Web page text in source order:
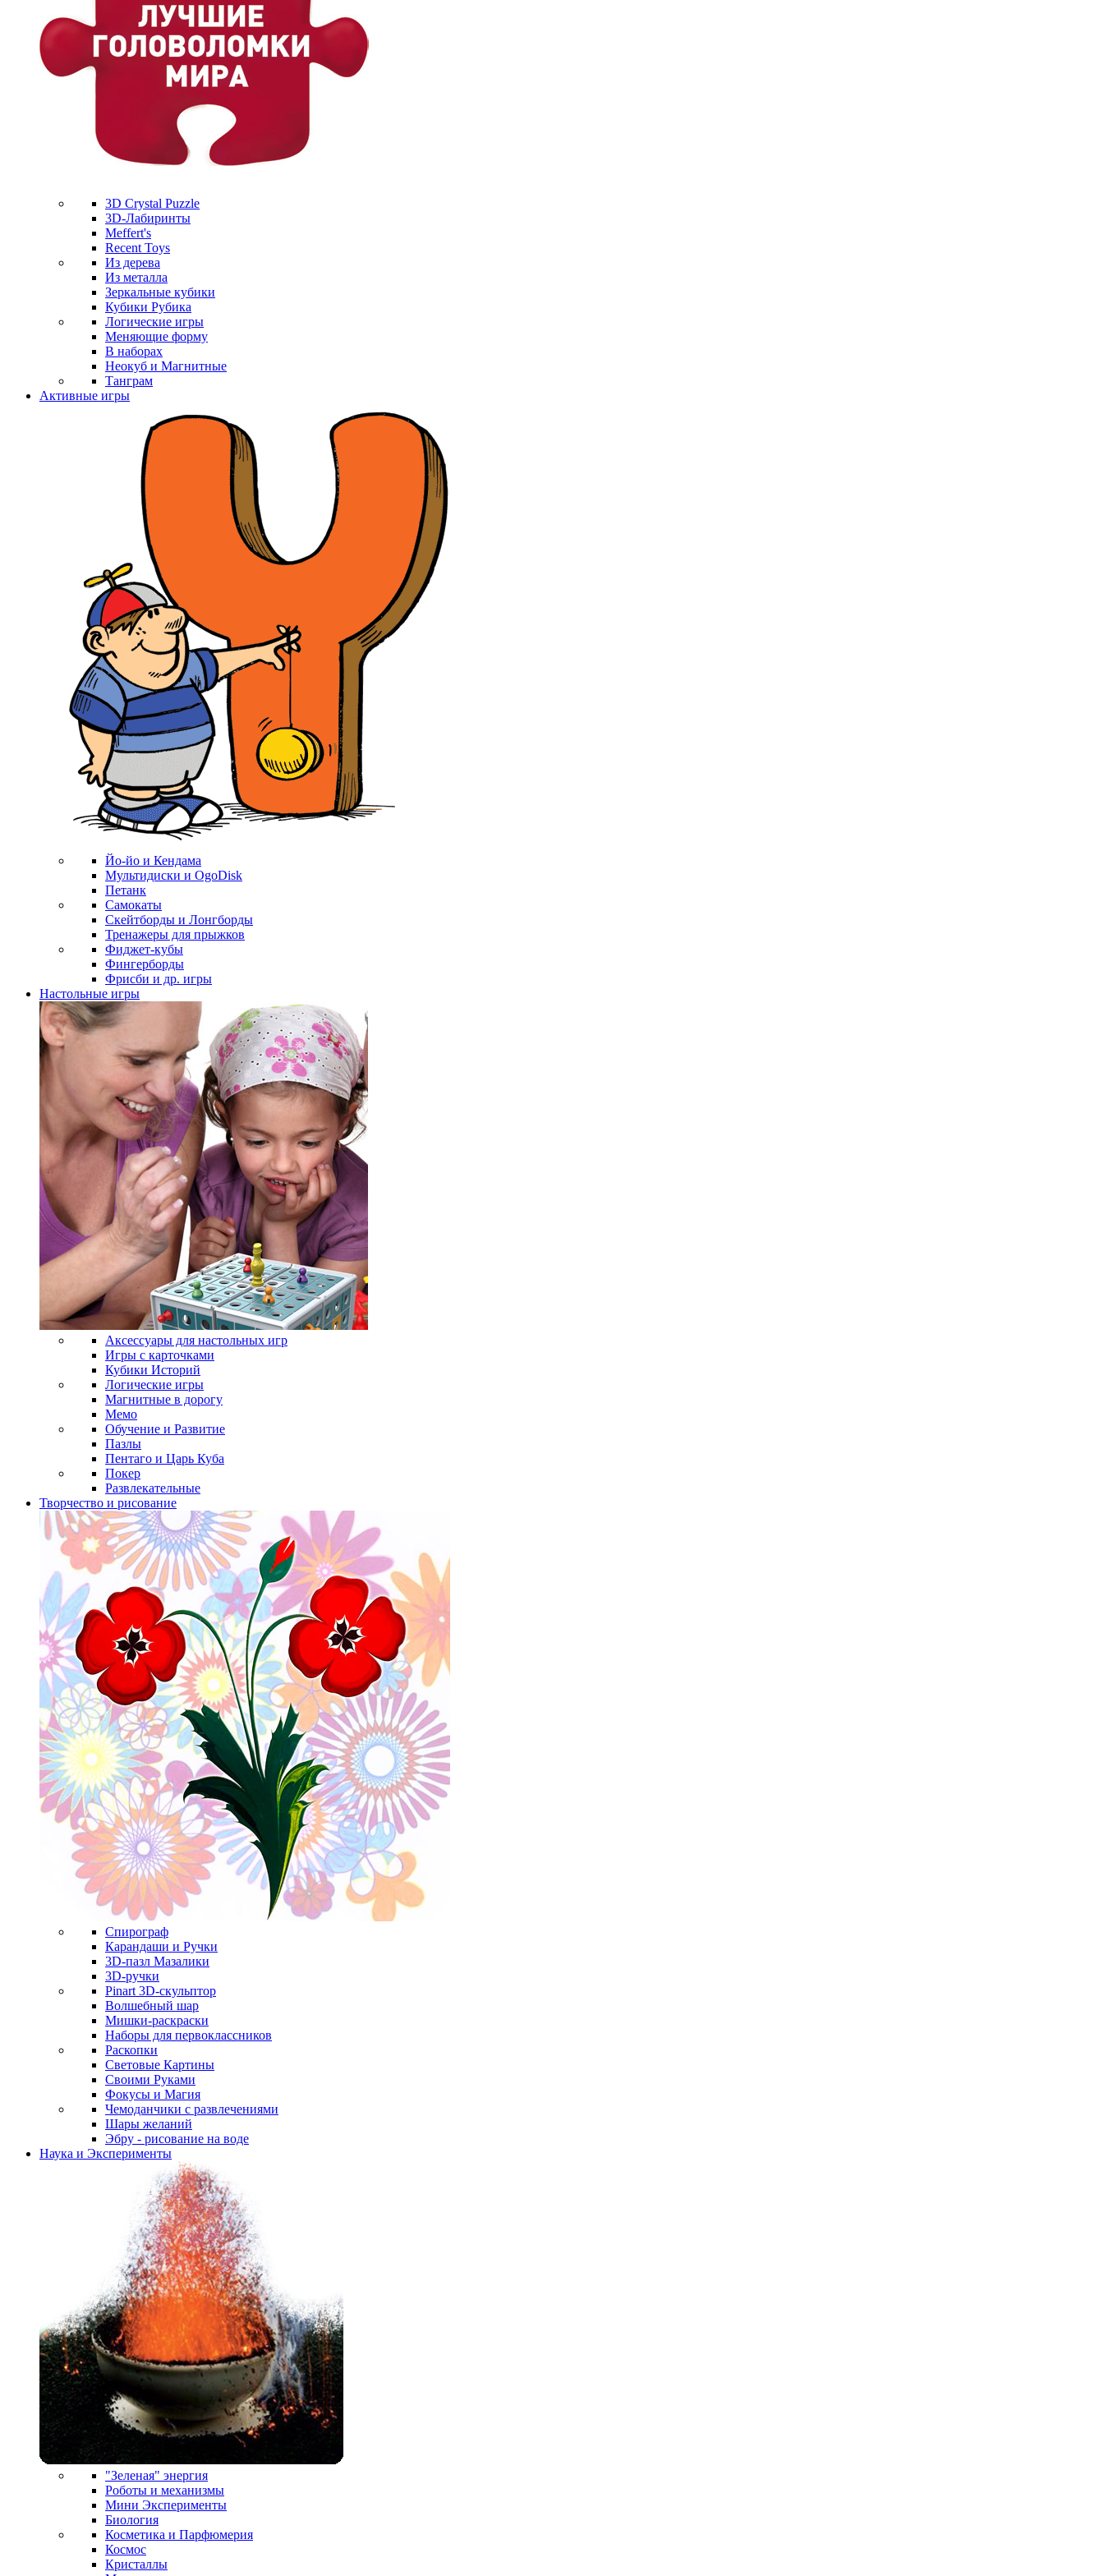
3D Crystal Puzzle
3D-Лабиринты
Meffert's
Recent Toys
Из дерева
Из металла
Зеркальные кубики
Кубики Рубика
Логические игры
Меняющие форму
В наборах
Неокуб и Магнитные
Танграм
Активные игры
Йо-йо и Кендама
Мультидиски и OgoDisk
Петанк
Самокаты
Скейтборды и Лонгборды
Тренажеры для прыжков
Фиджет-кубы
Фингерборды
Фрисби и др. игры
Настольные игры
Аксессуары для настольных игр
Игры с карточками
Кубики Историй
Логические игры
Магнитные в дорогу
Мемо
Обучение и Развитие
Пазлы
Пентаго и Царь Куба
Покер
Развлекательные
Творчество и рисование
Спирограф
Карандаши и Ручки
3D-пазл Мазалики
3D-ручки
Pinart 3D-скульптор
Волшебный шар
Мишки-раскраски
Наборы для первоклассников
Раскопки
Световые Картины
Своими Руками
Фокусы и Магия
Чемоданчики с развлечениями
Шары желаний
Эбру - рисование на воде
Наука и Эксперименты
"Зеленая" энергия
Роботы и механизмы
Мини Эксперименты
Биология
Косметика и Парфюмерия
Космос
Кристаллы